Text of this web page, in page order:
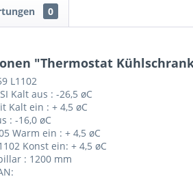
0
"Thermostat Kühlschrank
L1102
Kalt aus : -26,5 øC
Kalt ein : + 4,5 øC
: -16,0 øC
Warm ein : + 4,5 øC
Konst ein: + 4,5 øC
: 1200 mm